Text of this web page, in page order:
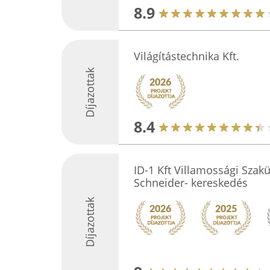
8.9
Díjazottak
Világítástechnika Kft.
8.4
Díjazottak
ID-1 Kft Villamossági
Schneider- kereskedés